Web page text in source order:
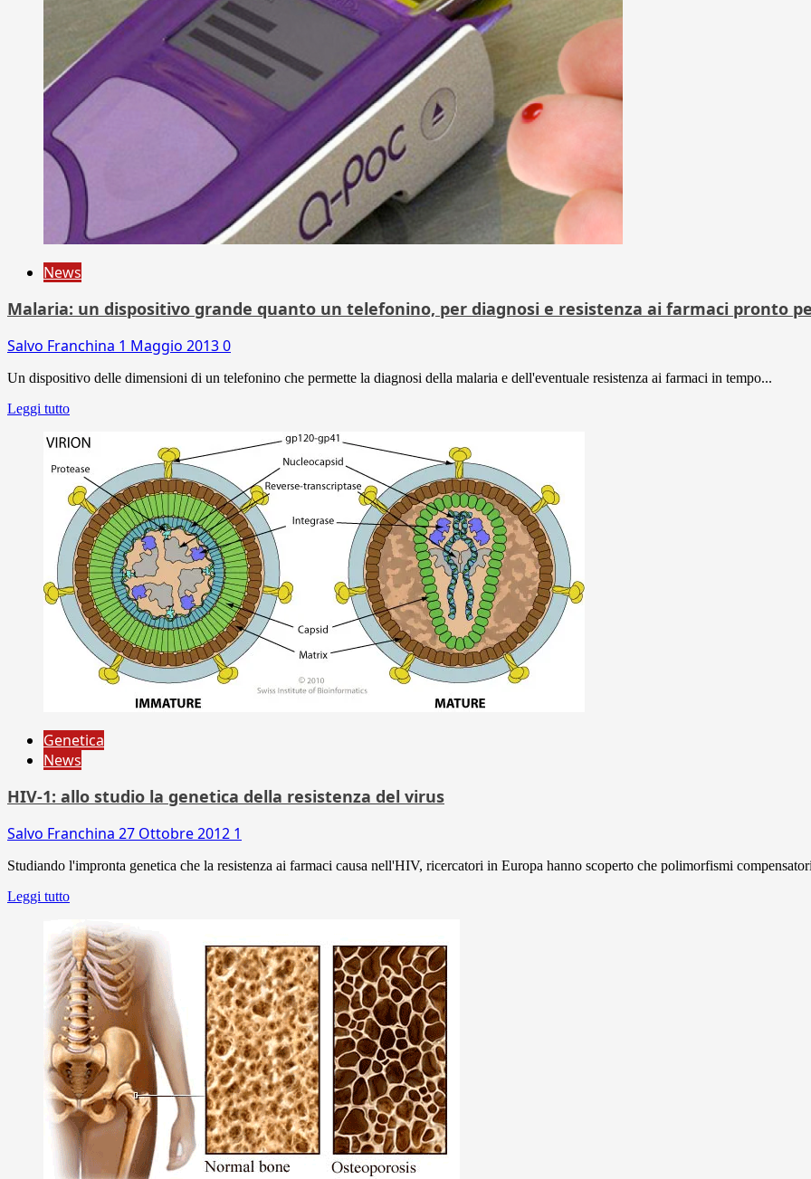
News
Malaria: un dispositivo grande quanto un telefonino, per diagnosi e resistenza ai farmaci pronto
Salvo Franchina 1 Maggio 20130
Un dispositivo delle dimensioni di un telefonino che permette la diagnosi della malaria e dell'eventuale resistenza ai farmaci in tempo...
Leggi tutto
Genetica
News
HIV-1: allo studio la genetica della resistenza del virus
Salvo Franchina 27 Ottobre 2012 1
Studiando l'impronta genetica che la resistenza ai farmaci causa nell'HIV, ricercatori in Europa hanno scoperto che polimorfismi
Leggi tutto